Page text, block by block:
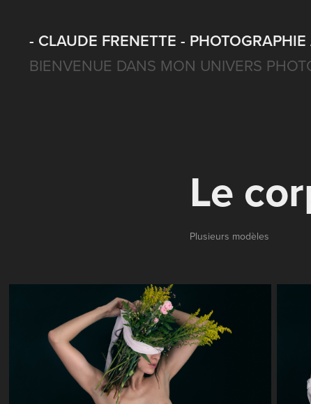
- CLAUDE FRENETTE -
BIENVENUE DANS MON UNIVERS
Le
Plusieurs modèles